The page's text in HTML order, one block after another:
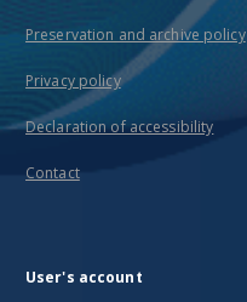
Preservation and archive policy
Privacy policy
Declaration of accessibility
Contact
User's account